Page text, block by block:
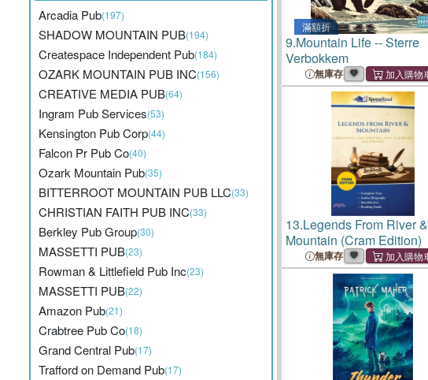
Arcadia Pub(197)
SHADOW MOUNTAIN PUB(194)
Createspace Independent Pub(184)
OZARK MOUNTAIN PUB INC(156)
CREATIVE MEDIA PUB(64)
Ingram Pub Services(53)
Kensington Pub Corp(44)
Falcon Pr Pub Co(40)
Ozark Mountain Pub(35)
BITTERROOT MOUNTAIN PUB LLC(33)
CHRISTIAN FAITH PUB INC(33)
Berkley Pub Group(30)
MASSETTI PUB(23)
Rowman & Littlefield Pub Inc(23)
MASSETTI PUB(22)
Amazon Pub(21)
Crabtree Pub Co(18)
Grand Central Pub(17)
Trafford on Demand Pub(17)
滿額折
9.Mountain Life -- Sterre
Verbokkem
無庫存
13.Legends From River &
Mountain (Cram Edition)
無庫存